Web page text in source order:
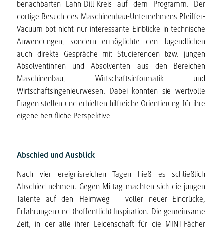
benachbarten Lahn-Dill-Kreis auf dem Programm. Der
dortige Besuch des Maschinenbau-Unternehmens Pfeiffer-
Vacuum bot nicht nur interessante Einblicke in technische
Anwendungen, sondern ermöglichte den Jugendlichen
auch direkte Gespräche mit Studierenden bzw. jungen
Absolventinnen und Absolventen aus den Bereichen
Maschinenbau, Wirtschaftsinformatik und
Wirtschaftsingenieurwesen. Dabei konnten sie wertvolle
Fragen stellen und erhielten hilfreiche Orientierung für ihre
eigene berufliche Perspektive.
Abschied und Ausblick
Nach vier ereignisreichen Tagen hieß es schließlich
Abschied nehmen. Gegen Mittag machten sich die jungen
Talente auf den Heimweg – voller neuer Eindrücke,
Erfahrungen und (hoffentlich) Inspiration. Die gemeinsame
Zeit, in der alle ihrer Leidenschaft für die MINT-Fächer